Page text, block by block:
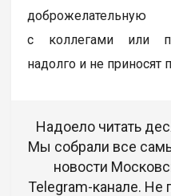
с коллегами или
надолго и не приносят
Надоело читать
Мы собрали все
новости
Telegram-канале. Не